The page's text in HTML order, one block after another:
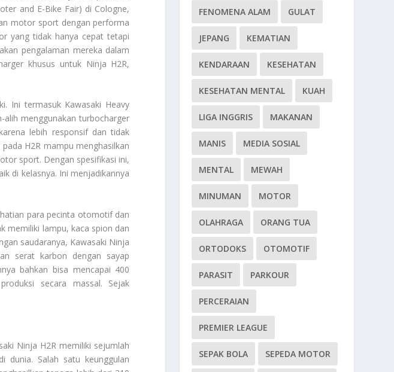
and E-Bike Fair) di Cologne,
motor sport dengan performa
yang tidak hanya cepat tetapi
pengalaman mereka dalam
khusus untuk Ninja H2R,
Ini termasuk Kawasaki Heavy
alih menggunakan turbocharger
lebih responsif dan tidak
H2R mampu menghasilkan
sport. Dengan spesifikasi ini,
di kelasnya. Ini menjadikannya
para pecinta otomotif dan
memiliki lampu, kaca spion dan
saudaranya, Kawasaki Ninja
serat karbon dengan sayap
bahkan bisa mencapai 400
secara massal. Sejak
Ninja H2R memiliki sejumlah
dunia. Salah satu keunggulan
FENOMENA ALAM GULAT
JEPANG KEMATIAN
KENDARAAN KESEHATAN
KESEHATAN MENTAL KUAH
LIGA INGGRIS MAKANAN
MANIS MEDIA SOSIAL
MENTAL MEWAH
MINUMAN MOTOR
OLAHRAGA ORANG TUA
ORTODOKS OTOMOTIF
PARASIT PARKOUR
PERCERAIAN
PREMIER LEAGUE
SEPAK BOLA SEPEDA MOTOR